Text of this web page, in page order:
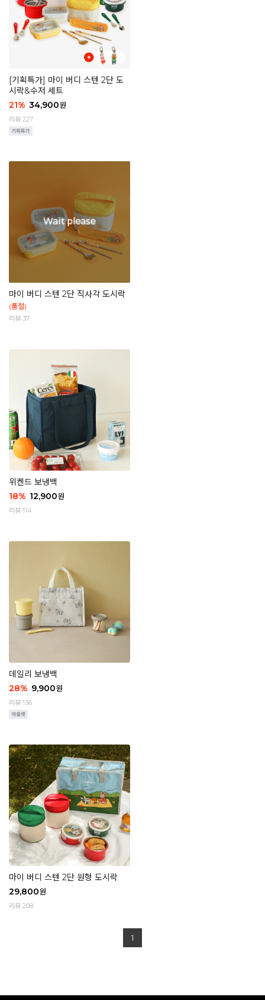
[기획특가] 마이 버디 스텐 2단 도
시락&수저 세트
21% 34,900원
리뷰 227
마이 버디 스텐 2단 직사각 도시락
(품절)
리뷰 37
위켄드 보냉백
18% 12,900원
리뷰 114
데일리 보냉백
28% 9,900원
리뷰 136
마이 버디 스텐 2단 원형 도시락
29,800원
리뷰 208
1